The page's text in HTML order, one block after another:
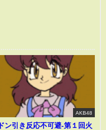
AKB48
ドン引き反応不可避-第１回火